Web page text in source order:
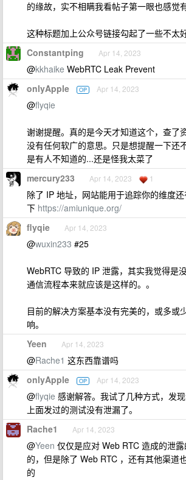
的缘故，实不相瞒我看帖子第一眼也感觉
这种标题加上公众号链接勾起了一些不太
Constantping Apr 14, 2023
@kkhaike WebRTC Leak Prevent
onlyApple OP Apr 14, 2023
@flyqie
谢谢提醒。真的是今天才知道这个，查了
没有任何软广的意思。只是想提醒一下还
是有人不知道的...还是怪我太菜了
mercury233 Apr 14, 2023 1
除了 IP 地址，网站能用于追踪你的维度
下 https://amiunique.org/
flyqie Apr 14, 2023
@wuxin233 #25
WebRTC 导致的 IP 泄露，其实我觉得是
通信流程本来就应该是这样的。。
目前的解决方案基本没有完美的，或多或
响。
Yeen Apr 14, 2023
@Rache1 这东西靠谱吗
onlyApple OP Apr 14, 2023
@flyqie 感谢解答。我试了几种方式，发现
上面发过的测试没有泄漏了。
Rache1 Apr 14, 2023
@Yeen 仅仅是应对 Web RTC 造成的泄
的，但是除了 Web RTC ，还有其他渠道
的